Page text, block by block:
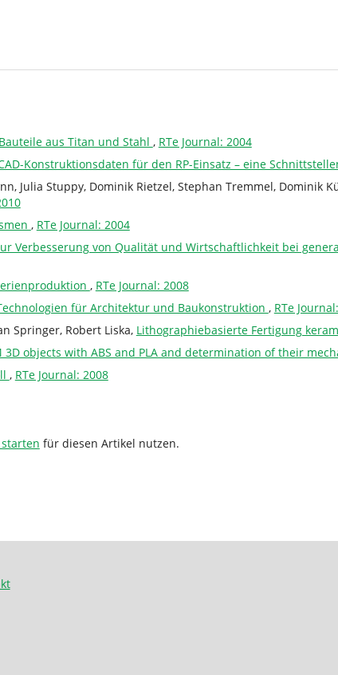
aus Titan und Stahl , RTe Journal: 2004
Konstruktionsdaten für den RP-Einsatz – eine
Julia Stuppy, Dominik Rietzel, Stephan Tremmel, Dominik
, RTe Journal: 2004
Verbesserung von Qualität und Wirtschaftlichkeit bei
, RTe Journal: 2008
für Architektur und Baukonstruktion , RTe
Springer, Robert Liska, Lithographiebasierte Fertigung
3D objects with ABS and PLA and determination of their
, RTe Journal: 2008
für diesen Artikel nutzen.